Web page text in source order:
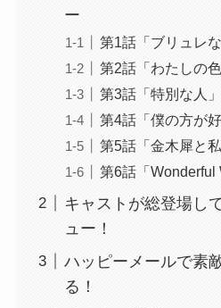
ー
第1話「ブリュレ
第2話「わたしの色
第3話「特別な人」
第4話「僕の方が好
第5話「金木犀と私
第6話「Wonderful
キャストが総登場し
ュー！
ハッピーメールで素
る！